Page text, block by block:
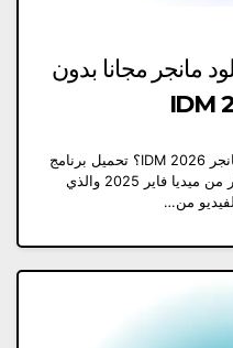
مانجر مجانا بدون
ما هو تحميل برنامج انترنت داونلود مانجر IDM 2026؟ تحميل برنامج
انترنت داونلود مانجر عربي اخر اصدار من ميديا ​​فاير 2025 والذي
من…